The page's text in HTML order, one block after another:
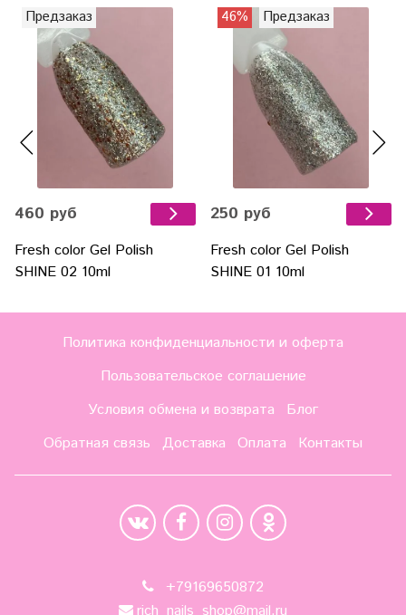
Предзаказ
460 руб
Fresh color Gel Polish
SHINE 02 10ml
46% Предзаказ
250 руб
Fresh color Gel Polish
SHINE 01 10ml
Политика конфиденциальности и оферта
Пользовательское соглашение
Условия обмена и возврата
Блог
Обратная связь
Доставка Оплата Контакты
+79169650872